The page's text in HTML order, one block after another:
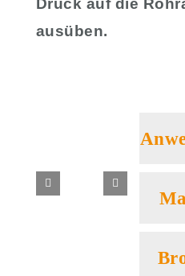
Druck auf die
ausüben.